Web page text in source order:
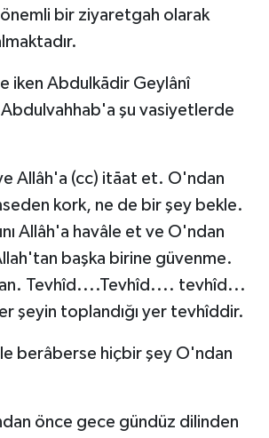
bir ziyaretgah olarak
iken Abdulkādir Geylânî
şu vasiyetlerde
Allâh'a (cc) itāat et. O'ndan
kork, ne de bir şey bekle.
Allâh'a havâle et ve O'ndan
başka birine güvenme.
Tevhîd....Tevhîd.... tevhîd...
şeyin toplandığı yer tevhîddir.
berâberse hiçbir şey O'ndan
önce gece gündüz dilinden